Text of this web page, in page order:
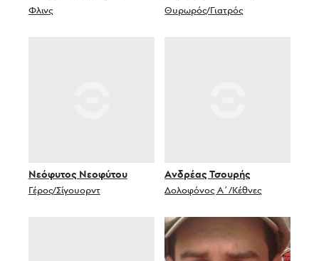
Φλινς Θυρωρός/Γιατρός
Νεόφυτος Νεοφύτου
Γέρος/Σίγουορντ
Ανδρέας Τσουρής
Δολοφόνος Α΄/Κέθνες